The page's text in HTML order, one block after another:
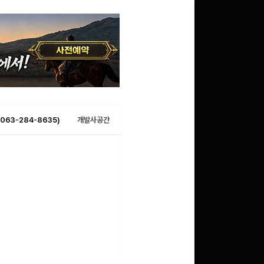
(063-284-8635) 개발사공간